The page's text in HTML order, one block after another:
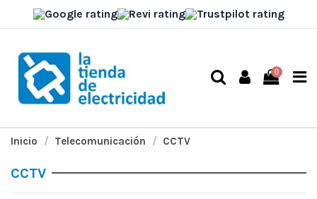
0
Inicio Telecomunicación CCTV
CCTV